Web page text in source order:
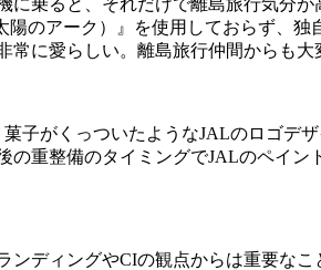
陽のアーク）』を使用しておらず、
に愛らしい。離島旅行仲間からも大
子がくっついたようなJALのロゴ
重整備のタイミングでJALのペイン
ンディングやCIの観点からは重要な